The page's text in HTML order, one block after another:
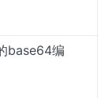
base64编